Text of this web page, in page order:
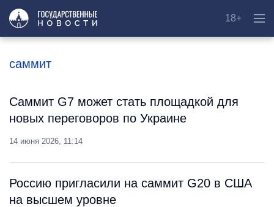
18+
саммит
Саммит G7 может стать площадкой для
новых переговоров по Украине
14 июня 2026, 11:14
Россию пригласили на саммит G20 в США
на высшем уровне